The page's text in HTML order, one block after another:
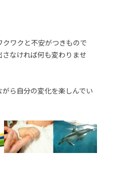
ワクと不安がつきもので
なければ何も変わりませ
ら自分の変化を楽しんでい